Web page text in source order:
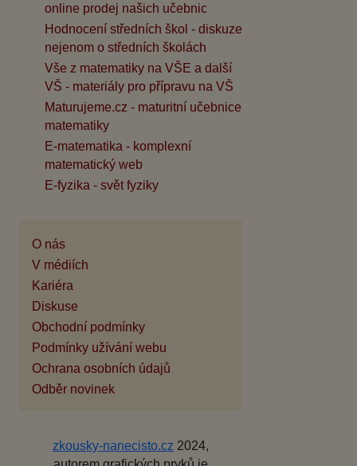
online prodej našich učebnic
Hodnocení středních škol - diskuze
nejenom o středních školách
Vše z matematiky na VŠE a další
VŠ - materiály pro přípravu na VŠ
Maturujeme.cz - maturitní učebnice
matematiky
E-matematika - komplexní
matematický web
E-fyzika - svět fyziky
O nás
V médiích
Kariéra
Diskuse
Obchodní podmínky
Podmínky užívání webu
Ochrana osobních údajů
Odběr novinek
zkousky-nanecisto.cz 2024,